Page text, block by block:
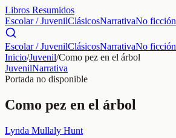
Libros Resumidos
Escolar / JuvenilClásicosNarrativaNo ficción
Escolar / JuvenilClásicosNarrativaNo ficción
Inicio/Juvenil/Como pez en el árbol
JuvenilNarrativa
Portada no disponible
Como pez en el árbol
Lynda Mullaly Hunt